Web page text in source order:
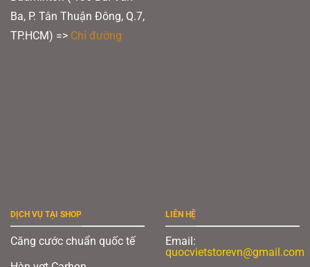
Ba, P. Tân Thuận Đông, Q.7,
TP.HCM) => Chỉ đường
DỊCH VỤ TẠI SHOP
Căng cước chuẩn quốc tế
LIÊN HỆ
Email:
quocvietstorevn@gmail.com